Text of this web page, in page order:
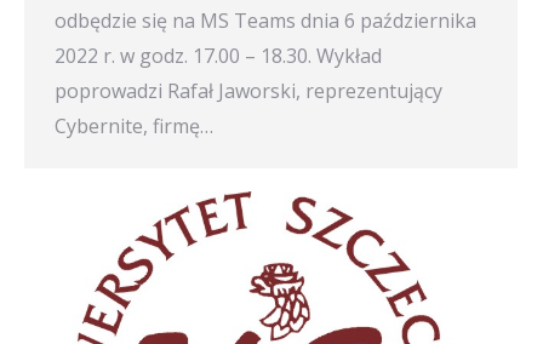
odbędzie się na MS Teams dnia 6 października
2022 r. w godz. 17.00 – 18.30. Wykład
poprowadzi Rafał Jaworski, reprezentujący
Cybernite, firmę…